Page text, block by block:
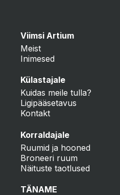
Viimsi Artium
Meist
Inimesed
Külastajale
Kuidas meile tulla?
Ligipääsetavus
Kontakt
Korraldajale
Ruumid ja hooned
Broneeri ruum
Näituste taotlused
TÄNAME